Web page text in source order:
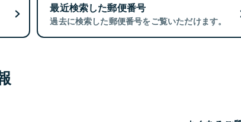
最近検索した郵便番号
過去に検索した郵便番号をご覧いただけます。